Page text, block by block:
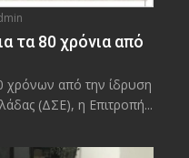
τα 80 χρόνια από
από την ίδρυση
(ΔΣΕ), η Επιτροπή...